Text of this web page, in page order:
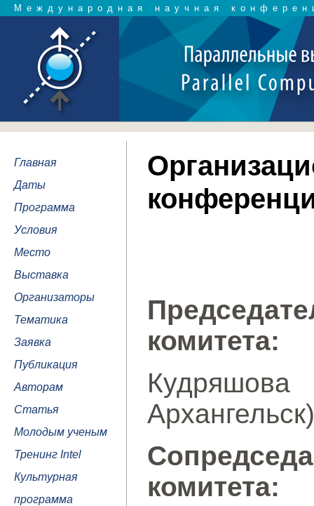
Международная научная
Главная
Даты
Программа
Условия
Место
Выставка
Организаторы
Тематика
Заявка
Публикация
Авторам
Статья
Молодым ученым
Тренинг Intel
Культурная
программа
комитета:
Архангельск)
комитета: